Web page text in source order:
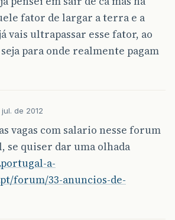
fator de largar a terra e a
vais ultrapassar esse fator, ao
para onde realmente pagam
de 2012
vagas com salario nesse forum
se quiser dar uma olhada
a-
forum/33-anuncios-de-